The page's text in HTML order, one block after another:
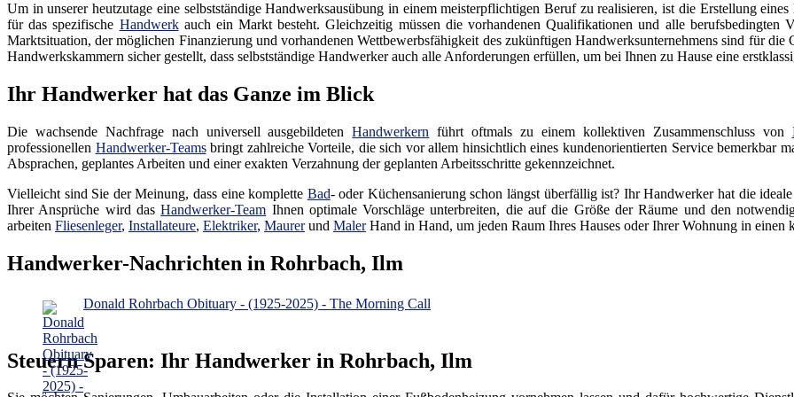
Um in unserer heutzutage eine selbstständige Handwerksausübung in einem meisterpflichtigen Beruf zu realisieren, ist die Erstellung
für das spezifische Handwerkauch ein Markt besteht. Gleichzeitig müssen die vorhandenen Qualifikationen und alle berufsbedingten
Marktsituation, der möglichen Finanzierung und vorhandenen Wettbewerbsfähigkeit des zukünftigen Handwerksunternehmens sind für
Handwerkskammern sicher gestellt, dass selbstständige Handwerker auch alle Anforderungen erfüllen, um bei Ihnen zu Hause eine
Ihr Handwerker hat das Ganze im Blick
Die wachsende Nachfrage nach universell ausgebildetenHandwerkern führt oftmals zu einem kollektiven Zusammenschluss von
professionellen Handwerker-Teamsbringt zahlreiche Vorteile, die sich vor allem hinsichtlich eines kundenorientierten Service bemerkbar
Absprachen, geplantes Arbeiten und einer exakten Verzahnung der geplanten Arbeitsschritte gekennzeichnet.
Vielleicht sind Sie der Meinung, dass eine komplette Bad- oder Küchensanierung schon längst überfällig ist? Ihr Handwerker hat die
Ihrer Ansprüche wird dasHandwerker-Team Ihnen optimale Vorschläge unterbreiten, die auf die Größe der Räume und den
arbeiten Fliesenleger, Installateure, Elektriker, Maurerund MalerHand in Hand, um jeden Raum Ihres Hauses oder Ihrer Wohnung in
Handwerker-Nachrichten in Rohrbach, Ilm
Donald Rohrbach Obituary - (1925-2025) - The Morning Call
Steuern Sparen: Ihr Handwerker in Rohrbach, Ilm